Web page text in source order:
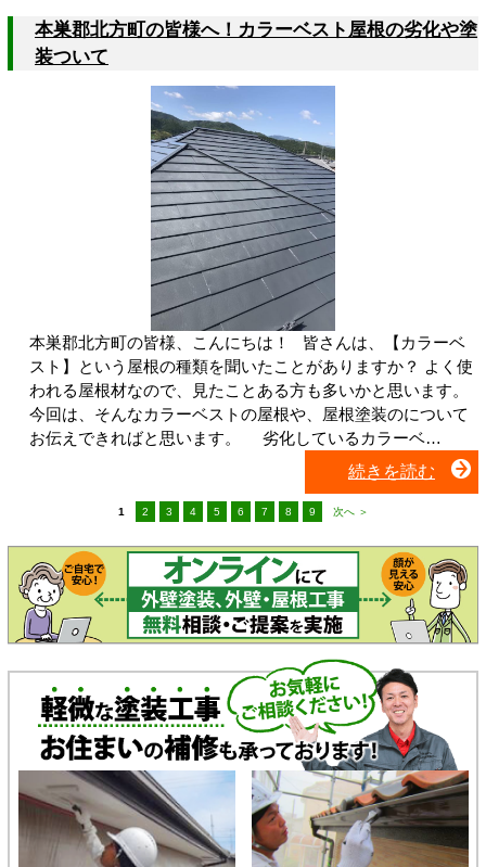
本巣郡北方町の皆様へ！カラーベスト屋根の劣化や塗
装ついて
本巣郡北方町の皆様、こんにちは！ 皆さんは、【カラーベ
スト】という屋根の種類を聞いたことがありますか？ よく使
われる屋根材なので、見たことある方も多いかと思います。
今回は、そんなカラーベストの屋根や、屋根塗装のについて
お伝えできればと思います。 劣化しているカラーベ…
続きを読む
1 2 3 4 5 6 7 8 9 次へ ＞